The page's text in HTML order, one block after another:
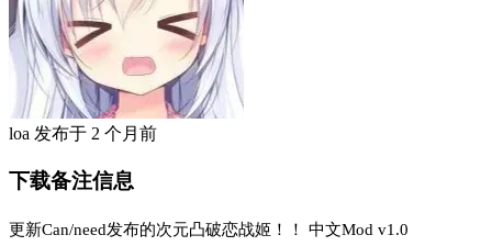
loa 发布于 2 个月前
下载备注信息
更新Can/need发布的次元凸破恋战姬！！ 中文Mod v1.0